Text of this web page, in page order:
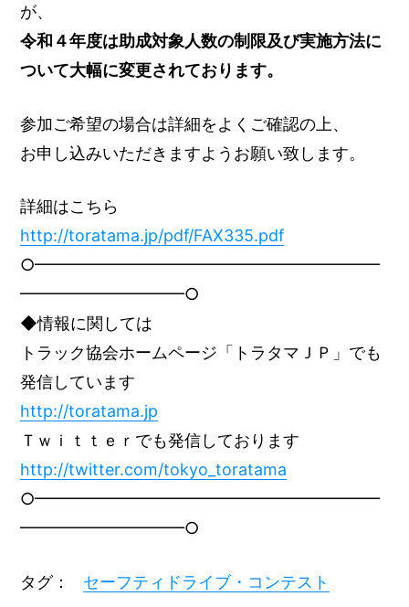
が、
令和４年度は助成対象人数の制限及び実施方法に
ついて大幅に変更されております。
参加ご希望の場合は詳細をよくご確認の上、
お申し込みいただきますようお願い致します。
詳細はこちら
http://toratama.jp/pdf/FAX335.pdf
○━━━━━━━━━━━━━━━━━━━━━
━━━━━━━━━━○
◆情報に関しては
トラック協会ホームページ「トラタマＪＰ」でも
発信しています
http://toratama.jp
Ｔｗｉｔｔｅｒでも発信しております
http://twitter.com/tokyo_toratama
○━━━━━━━━━━━━━━━━━━━━━
━━━━━━━━━━○
タグ： セーフティドライブ・コンテスト